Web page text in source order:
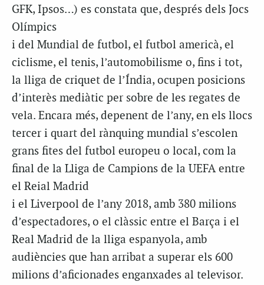
GFK, Ipsos…) es constata que, després dels Jocs
Olímpics
i del Mundial de futbol, el futbol americà, el
ciclisme, el tenis, l’automobilisme o, fins i tot,
la lliga de criquet de l’Índia, ocupen posicions
d’interès mediàtic per sobre de les regates de
vela. Encara més, depenent de l’any, en els llocs
tercer i quart del rànquing mundial s’escolen
grans fites del futbol europeu o local, com la
final de la Lliga de Campions de la UEFA entre
el Reial Madrid
i el Liverpool de l’any 2018, amb 380 milions
d’espectadores, o el clàssic entre el Barça i el
Real Madrid de la lliga espanyola, amb
audiències que han arribat a superar els 600
milions d’aficionades enganxades al televisor.